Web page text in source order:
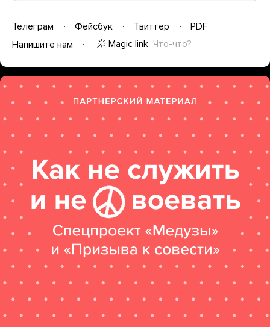
Телеграм Фейсбук Твиттер
PDF
Напишите нам
Magic link Что-что?